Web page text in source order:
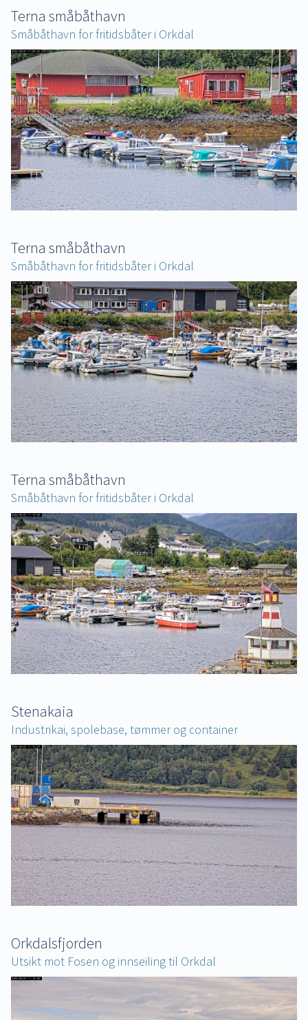
Terna småbåthavn
Småbåthavn for fritidsbåter i Orkdal
Terna småbåthavn
Småbåthavn for fritidsbåter i Orkdal
Terna småbåthavn
Småbåthavn for fritidsbåter i Orkdal
Stenakaia
Industrikai, spolebase, tømmer og container
Orkdalsfjorden
Utsikt mot Fosen og innseiling til Orkdal